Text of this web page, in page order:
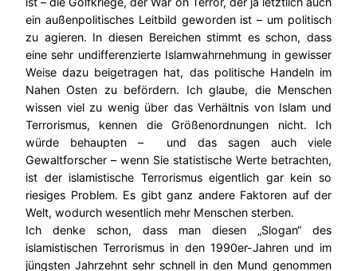
ein außenpolitisches Leitbild geworden ist – um politisch
zu agieren. In diesen Bereichen stimmt es schon, dass
eine sehr undifferenzierte Islamwahrnehmung in gewisser
Weise dazu beigetragen hat, das politische Handeln im
Nahen Osten zu befördern. Ich glaube, die Menschen
wissen viel zu wenig über das Verhältnis von Islam und
Terrorismus, kennen die Größenordnungen nicht. Ich
würde behaupten – und das sagen auch viele
Gewaltforscher – wenn Sie statistische Werte betrachten,
ist der islamistische Terrorismus eigentlich gar kein so
riesiges Problem. Es gibt ganz andere Faktoren auf der
Welt, wodurch wesentlich mehr Menschen sterben.
Ich denke schon, dass man diesen „Slogan“ des
islamistischen Terrorismus in den 1990er-Jahren und im
jüngsten Jahrzehnt sehr schnell in den Mund genommen